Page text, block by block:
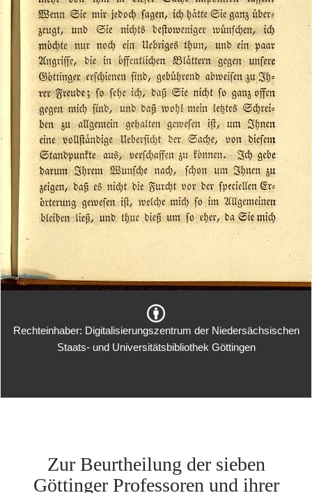
Rechteinhaber: Digitalisierungszentrum der Niedersächsischen
Staats- und Universitätsbibliothek Göttingen
Zur Beurtheilung der sieben
Göttinger Professoren und ihrer